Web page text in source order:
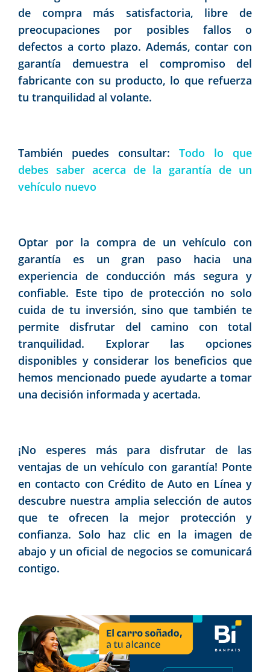
de compra más satisfactoria, libre de
preocupaciones por posibles fallos o
defectos a corto plazo. Además, contar con
garantía demuestra el compromiso del
fabricante con su producto, lo que refuerza
tu tranquilidad al volante.
También puedes consultar: Todo lo que
debes saber acerca de la garantía de un
vehículo nuevo
Optar por la compra de un vehículo con
garantía es un gran paso hacia una
experiencia de conducción más segura y
confiable. Este tipo de protección no solo
cuida de tu inversión, sino que también te
permite disfrutar del camino con total
tranquilidad. Explorar las opciones
disponibles y considerar los beneficios que
hemos mencionado puede ayudarte a tomar
una decisión informada y acertada.
¡No esperes más para disfrutar de las
ventajas de un vehículo con garantía! Ponte
en contacto con Crédito de Auto en Línea y
descubre nuestra amplia selección de autos
que te ofrecen la mejor protección y
confianza. Solo haz clic en la imagen de
abajo y un oficial de negocios se comunicará
contigo.